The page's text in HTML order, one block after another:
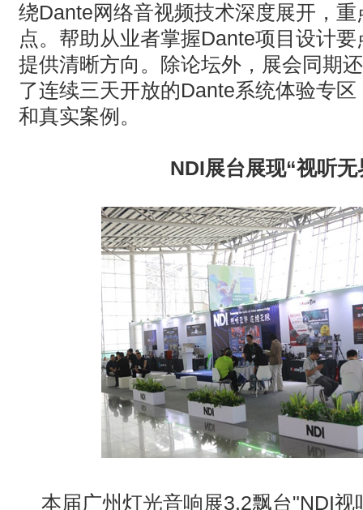
绕Dante网络音视频技术深度展开，
点。帮助从业者掌握Dante项目设计
提供清晰方向。除论坛外，展会同期
了连续三天开放的Dante系统体验专
和真实案例。
NDI展台展现“视听
本届广州灯光音响展3.2飘台"NDI视